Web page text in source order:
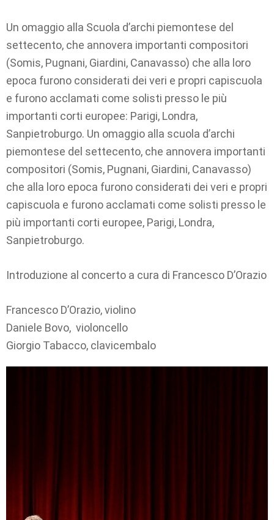
Un omaggio alla Scuola d’archi piemontese del
settecento, che annovera importanti compositori
(Somis, Pugnani, Giardini, Canavasso) che alla loro
epoca furono considerati dei veri e propri capiscuola
e furono acclamati come solisti presso le più
importanti corti europee: Parigi, Londra,
Sanpietroburgo. Un omaggio alla scuola d’archi
piemontese del settecento, che annovera importanti
compositori (Somis, Pugnani, Giardini, Canavasso)
che alla loro epoca furono considerati dei veri e propri
capiscuola e furono acclamati come solisti presso le
più importanti corti europee, Parigi, Londra,
Sanpietroburgo.
Introduzione al concerto a cura di Francesco D’Orazio
Francesco D’Orazio, violino
Daniele Bovo, violoncello
Giorgio Tabacco, clavicembalo